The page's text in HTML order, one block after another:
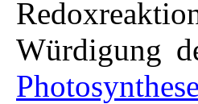
Würdigung
Photosynthese